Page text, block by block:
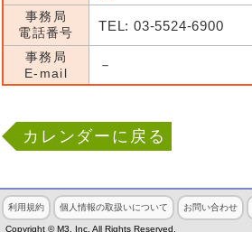
事務局
電話番号
TEL: 03-5524-6900
事務局
E-mail
－
カレンダーに戻る
利用規約 個人情報の取扱いについて お問い合わせ
Copyright © M3, Inc. All Rights Reserved.